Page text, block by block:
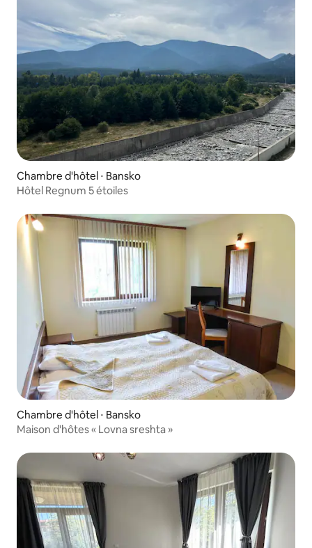
Chambre d'hôtel ⋅ Bansko
Hôtel Regnum 5 étoiles
Chambre d'hôtel ⋅ Bansko
Maison d'hôtes « Lovna sreshta »